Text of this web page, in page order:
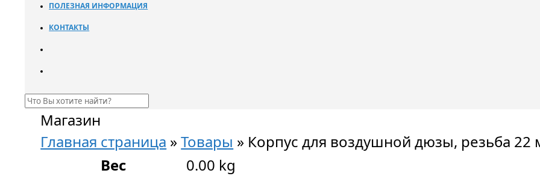
ПОЛЕЗНАЯ ИНФОРМАЦИЯ
КОНТАКТЫ
Магазин
Главная страница »Товары » Корпус для воздушной дюзы, резьба 22
Вес
0.00 kg